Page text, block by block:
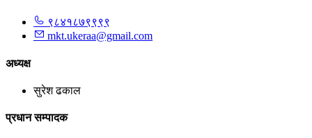
९८४१८७९९९९
mkt.ukeraa@gmail.com
अध्यक्ष
सुरेश ढकाल
प्रधान सम्पादक